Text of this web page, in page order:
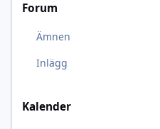
Forum
Ämnen
Inlägg
Kalender